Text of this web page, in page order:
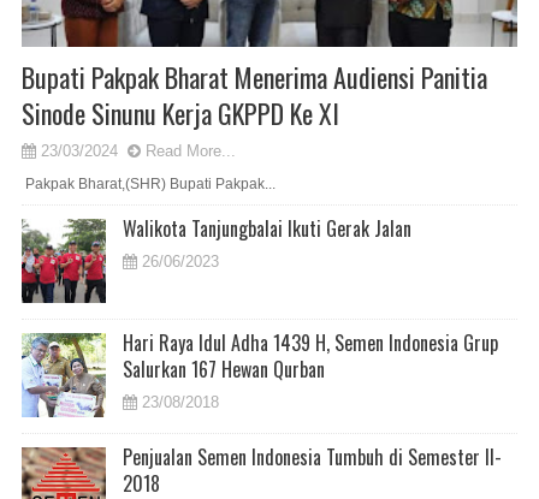
Bupati Pakpak Bharat Menerima Audiensi Panitia
Sinode Sinunu Kerja GKPPD Ke XI
23/03/2024 Read More...
Pakpak Bharat,(SHR) Bupati Pakpak...
Walikota Tanjungbalai Ikuti Gerak Jalan
26/06/2023
Hari Raya Idul Adha 1439 H, Semen Indonesia Grup
Salurkan 167 Hewan Qurban
23/08/2018
Penjualan Semen Indonesia Tumbuh di Semester II-
2018